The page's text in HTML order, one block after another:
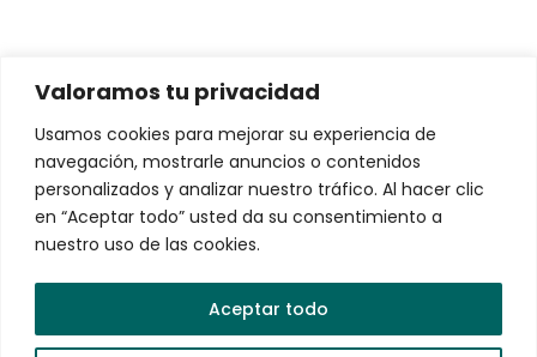
Valoramos tu privacidad
Usamos cookies para mejorar su experiencia de
navegación, mostrarle anuncios o contenidos
personalizados y analizar nuestro tráfico. Al hacer clic
en “Aceptar todo” usted da su consentimiento a
nuestro uso de las cookies.
Aceptar todo
Soluciones para empresas
VEMO Charging Network – La red de recarga más
robusta y confiable de México
VEMO EV Fleets
Gestión de Flotas de Vehículos Eléctricos